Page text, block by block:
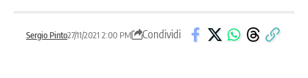
Sergio Pinto27/11/2021 2:00 PM Condividi